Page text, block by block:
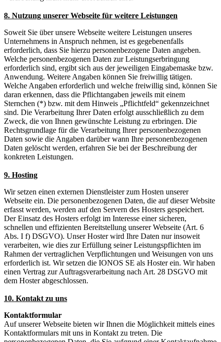
8. Nutzung unserer Webseite für weitere Leistungen
Soweit Sie über unsere Webseite weitere Leistungen unseres
Unternehmens in Anspruch nehmen, ist es gegebenenfalls
erforderlich, dass Sie hierzu personenbezogene Daten angeben.
Welche personenbezogenen Daten zur Leistungserbringung
erforderlich sind, ergibt sich aus der jeweiligen Eingabemaske bzw.
Anwendung. Weitere Angaben können Sie freiwillig tätigen.
Welche Angaben erforderlich und welche freiwillig sind, können Sie
daran erkennen, dass die Pflichtangaben jeweils mit einem
Sternchen (*) bzw. mit dem Hinweis „Pflichtfeld“ gekennzeichnet
sind. Die Verarbeitung Ihrer Daten erfolgt ausschließlich zu dem
Zweck, die von Ihnen gewünschte Leistung zu erbringen. Die
Rechtsgrundlage für die Verarbeitung Ihrer personenbezogenen
Daten sowie die Angaben darüber wann Ihre personenbezogenen
Daten gelöscht werden, erfahren Sie bei der Beschreibung der
konkreten Leistungen.
9. Hosting
Wir setzen einen externen Dienstleister zum Hosten unserer
Webseite ein. Die personenbezogenen Daten, die auf dieser Website
erfasst werden, werden auf den Servern des Hosters gespeichert.
Der Einsatz des Hosters erfolgt im Interesse einer sicheren,
schnellen und effizienten Bereitstellung unserer Webseite (Art. 6
Abs. I f) DSGVO). Unser Hoster wird Ihre Daten nur insoweit
verarbeiten, wie dies zur Erfüllung seiner Leistungspflichten im
Rahmen der vertraglichen Verpflichtungen und Weisungen von uns
erforderlich ist. Wir setzen die IONOS SE als Hoster ein. Wir haben
einen Vertrag zur Auftragsverarbeitung nach Art. 28 DSGVO mit
dem Hoster abgeschlossen.
10. Kontakt zu uns
Kontaktformular
Auf unserer Webseite bieten wir Ihnen die Möglichkeit mittels eines
Kontaktformulars mit uns in Kontakt zu treten. Die